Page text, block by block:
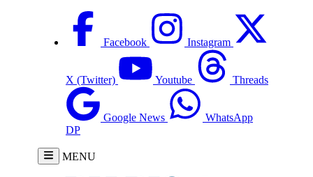
Facebook Instagram
X (Twitter) Youtube Threads
Google News
WhatsApp
DP
MENU